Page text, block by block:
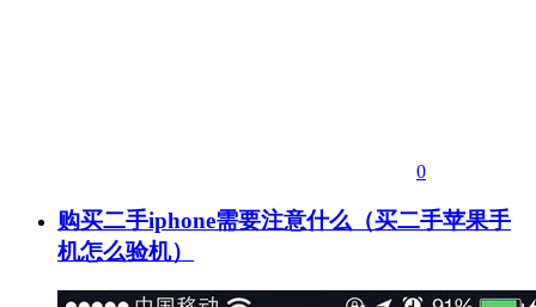
0
购买二手iphone需要注意什么（买二手苹果手
机怎么验机）